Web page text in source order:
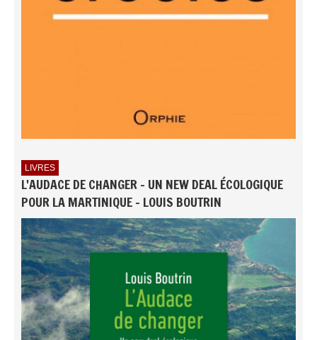
LIVRES
L'AUDACE DE CHANGER - UN NEW DEAL ÉCOLOGIQUE
POUR LA MARTINIQUE - LOUIS BOUTRIN